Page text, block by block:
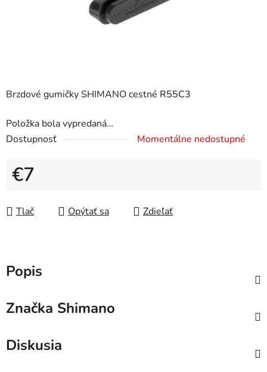
Brzdové gumičky SHIMANO cestné R55C3
Položka bola vypredaná…
Dostupnosť
Momentálne nedostupné
€7
Tlač
Opýtať sa Zdieľať
Popis
Značka Shimano
Diskusia